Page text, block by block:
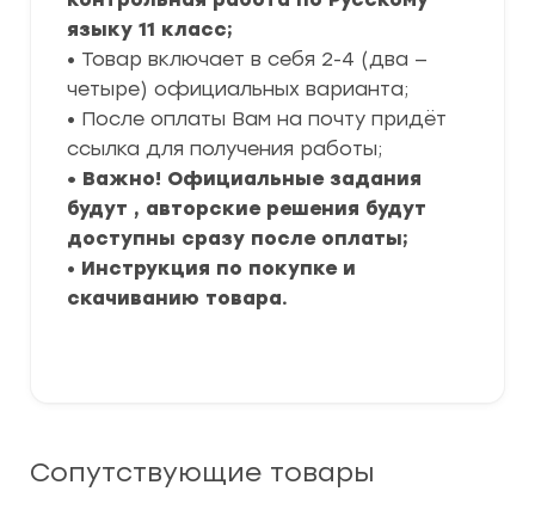
языку 11 класс;
• Товар включает в себя 2-4 (два —
четыре) официальных варианта;
• После оплаты Вам на почту придёт
ссылка для получения работы;
• Важно! Официальные задания
будут , авторские решения будут
доступны сразу после оплаты;
• Инструкция по покупке и
скачиванию товара.
Сопутствующие товары